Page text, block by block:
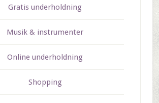
Gratis underholdning
Musik & instrumenter
Online underholdning
Shopping